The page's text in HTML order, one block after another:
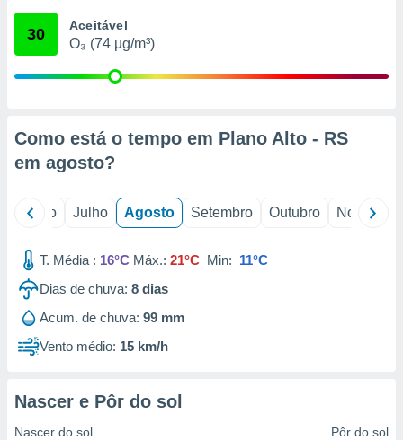
através
1199
30 Aceitável
O₃ (74 µg/m³)
Como está o tempo em Plano Alto - RS
em agosto?
Junho Julho Agosto Setembro Outubro Novembro
T. Média : 16°C Máx.: 21°C Min: 11°C
Dias de chuva: 8 dias
Acum. de chuva: 99 mm
Vento médio: 15 km/h
Nascer e Pôr do sol
Nascer do sol Pôr do sol